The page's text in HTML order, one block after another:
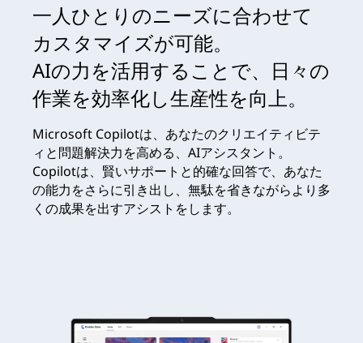
一人ひとりのニーズに合わせて
カスタマイズが可能。
AIの力を活用することで、日々の
作業を効率化し生産性を向上。
Microsoft Copilotは、あなたのクリエイティビテ
ィと問題解決力を高める、AIアシスタント。
Copilotは、賢いサポートと的確な回答で、あなた
の能力をさらに引き出し、無駄を省きながらより多
くの成果を出すアシストをします。